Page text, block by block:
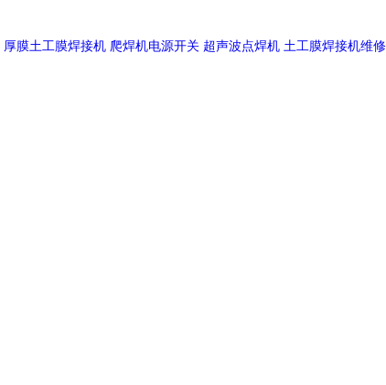
厚膜土工膜焊接机 爬焊机电源开关 超声波点焊机 土工膜焊接机维修